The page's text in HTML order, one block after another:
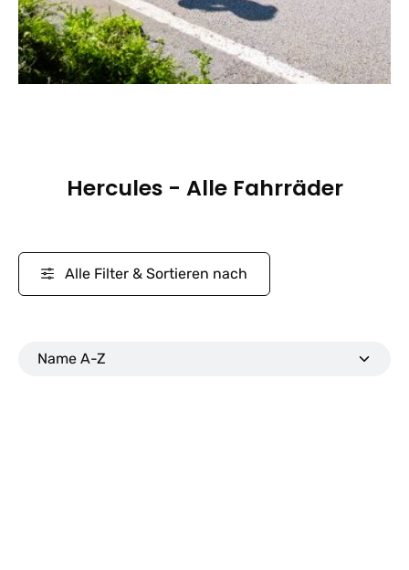
Hercules - Alle Fahrräder
Alle Filter & Sortieren nach